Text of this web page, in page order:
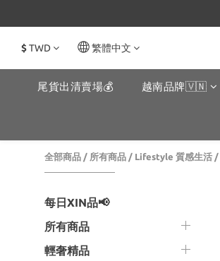
$TWD 繁體中文
尾貨出清賣場💰 越南品牌🇻🇳
全部商品 / 所有商品 / Lifestyle 質感生活 /
每日XIN品📢
所有商品
輕奢精品